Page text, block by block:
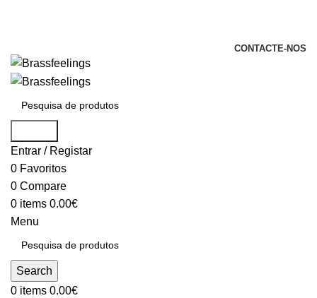
CONTACTE-NOS
Entrar / Registar
0 Favoritos
0 Compare
0 items 0.00€
Menu
Search
0 items 0.00€